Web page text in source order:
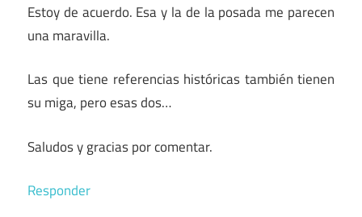
Estoy de acuerdo. Esa y la de la posada me parecen
una maravilla.
Las que tiene referencias históricas también tienen
su miga, pero esas dos…
Saludos y gracias por comentar.
Responder